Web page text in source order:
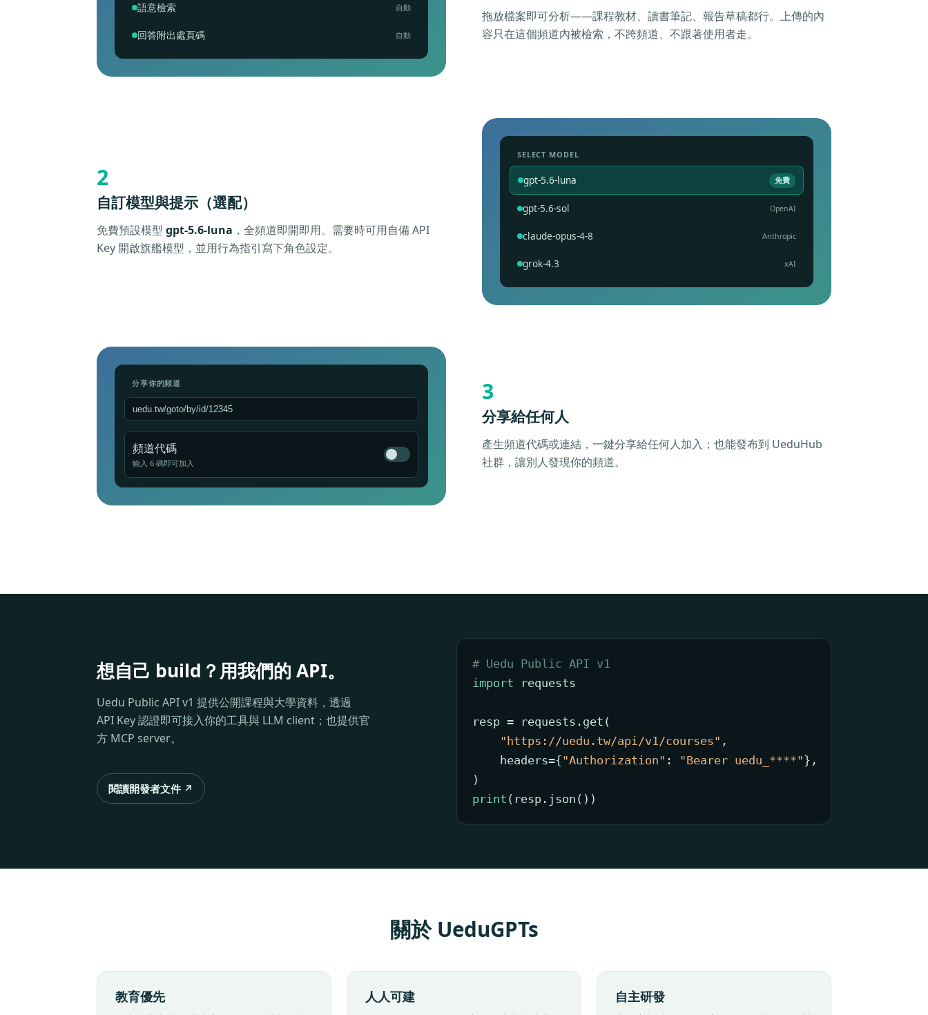
拖放檔案即可分析——課程教材、讀書筆記、報告草稿都行。上傳的內
容只在這個頻道內被檢索，不跨頻道、不跟著使用者走。
語意檢索 自動
回答附出處頁碼 自動
2
自訂模型與提示（選配）
免費預設模型 gpt-5.6-luna ，全頻道即開即用。需要時可用自備 API
Key 開啟旗艦模型，並用行為指引寫下角色設定。
SELECT MODEL
gpt-5.6-luna 免費
gpt-5.6-sol OpenAI
claude-opus-4-8 Anthropic
grok-4.3 xAI
3
分享給任何人
產生頻道代碼或連結，一鍵分享給任何人加入；也能發布到 UeduHub
社群，讓別人發現你的頻道。
分享你的頻道
頻道代碼
輸入 6 碼即可加入
想自己 build？用我們的 API。
Uedu Public API v1 提供公開課程與大學資料，透過
API Key 認證即可接入你的工具與 LLM client；也提供官
方 MCP server。
閱讀開發者文件 ↗
# Uedu Public API v1
import requests
resp = requests.get(
"https://uedu.tw/api/v1/courses" ,
    headers={
"Authorization" : "Bearer uedu_****"},
print (resp.json())
關於 UeduGPTs
教育優先 人人可建 自主研發